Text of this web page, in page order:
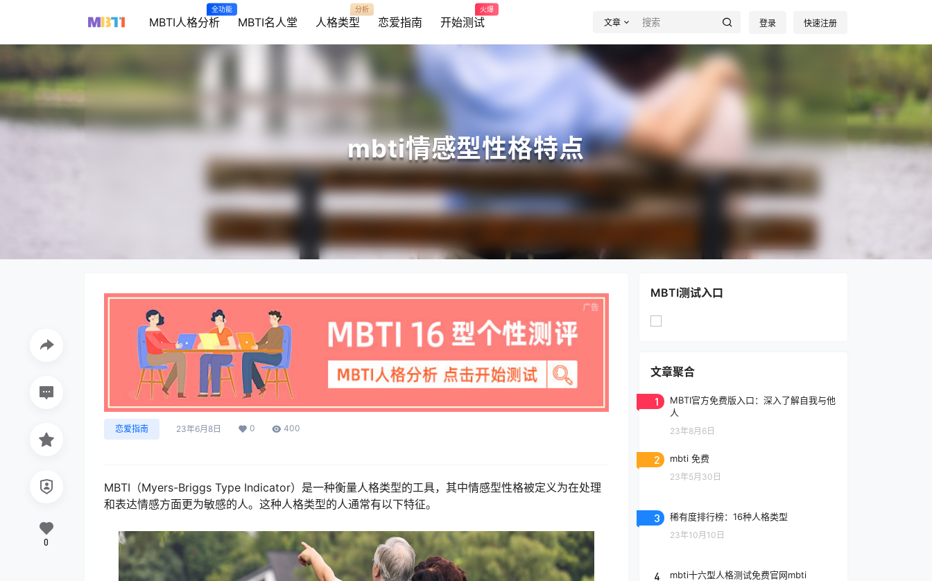
MBTI人格分析
全功能
MBTI名人堂 人格类型
分析
恋爱指南 开始测试
火爆
文章 登录 快速注册
mbti情感型性格特点
恋爱指南 23年6月8日 0 400
MBTI（Myers-Briggs Type Indicator）是一种衡量人格类型的工具，其中情感型性格被定义为在处理
和表达情感方面更为敏感的人。这种人格类型的人通常有以下特征。
0
MBTI测试入口
文章聚合
1
MBTI官方免费版入口：深入了解自我与他
人
23年8月6日
2 mbti 免费
23年5月30日
3 稀有度排行榜：16种人格类型
23年10月10日
4 mbti十六型人格测试免费官网mbti